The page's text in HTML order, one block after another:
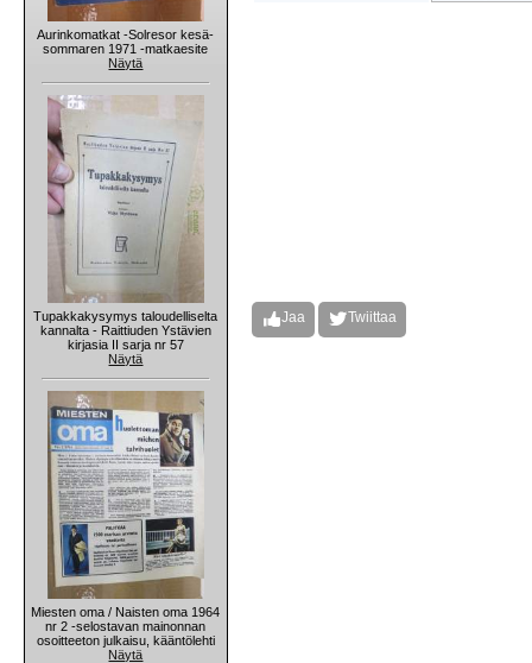
Aurinkomatkat -Solresor kesä-
sommaren 1971 -matkaesite
Näytä
Tupakkakysymys taloudelliselta
kannalta - Raittiuden Ystävien
kirjasia II sarja nr 57
Näytä
Miesten oma / Naisten oma 1964
nr 2 -selostavan mainonnan
osoitteeton julkaisu, kääntölehti
Näytä
Jaa Twiittaa